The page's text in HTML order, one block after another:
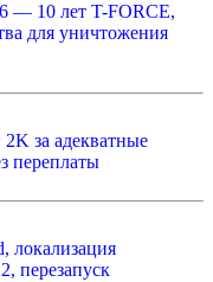
— 10 лет T-FORCE,
для уничтожения
за адекватные
переплаты
локализация
перезапуск